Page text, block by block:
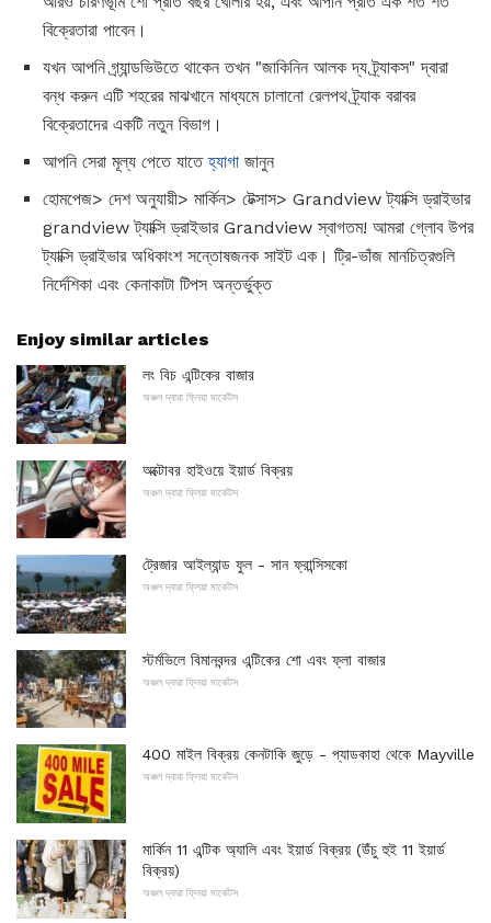
বিক্রেতারা পাবেন।
যখন আপনি গ্র্যান্ডভিউতে থাকেন তখন "জাকিনিন আলক দ্য ট্র্যাকস" দ্বারা
বন্ধ করুন এটি শহরের মাঝখানে মাধ্যমে চালানো রেলপথ ট্র্যাক বরাবর
বিক্রেতাদের একটি নতুন বিভাগ।
আপনি সেরা মূল্য পেতে যাতেহ্যাগা জানুন
হোমপেজ> দেশ অনুযায়ী> মার্কিন> টেক্সাস> Grandview ট্যাক্সি ড্রাইভার
grandview ট্যাক্সি ড্রাইভার Grandview স্বাগতম! আমরা গ্লোব উপর
ট্যাক্সি ড্রাইভার অধিকাংশ সন্তোষজনক সাইট এক। ট্রি-ভাঁজ মানচিত্রগুলি
নির্দেশিকা এবং কেনাকাটা টিপস অন্তর্ভুক্ত
Enjoy similar articles
লং বিচ এন্টিকের বাজার
অঞ্চল দ্বারা ফ্লিয়া মার্কেটস
অক্টোবর হাইওয়ে ইয়ার্ড বিক্রয়
অঞ্চল দ্বারা ফ্লিয়া মার্কেটস
ট্রেজার আইল্যান্ড ফুল - সান ফ্রান্সিসকো
অঞ্চল দ্বারা ফ্লিয়া মার্কেটস
স্টর্মভিলে বিমানবন্দর এন্টিকের শো এবং ফ্লা বাজার
অঞ্চল দ্বারা ফ্লিয়া মার্কেটস
400 মাইল বিক্রয় কেনটাকি জুড়ে - প্যাডকাহা থেকে Mayville
অঞ্চল দ্বারা ফ্লিয়া মার্কেটস
মার্কিন 11 এন্টিক অ্যালি এবং ইয়ার্ড বিক্রয় (উঁচু হুই 11 ইয়ার্ড
বিক্রয়)
অঞ্চল দ্বারা ফ্লিয়া মার্কেটস